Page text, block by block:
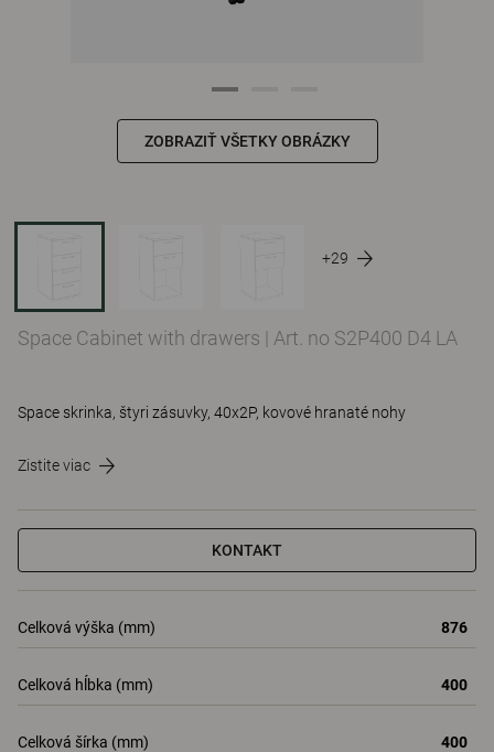
ZOBRAZIŤ VŠETKY OBRÁZKY
+29
Space Cabinet with drawers | Art. no S2P400 D4 LA
Space skrinka, štyri zásuvky, 40x2P, kovové hranaté nohy
Zistite viac
KONTAKT
Celková výška (mm) 876
Celková hĺbka (mm) 400
Celková šírka (mm) 400